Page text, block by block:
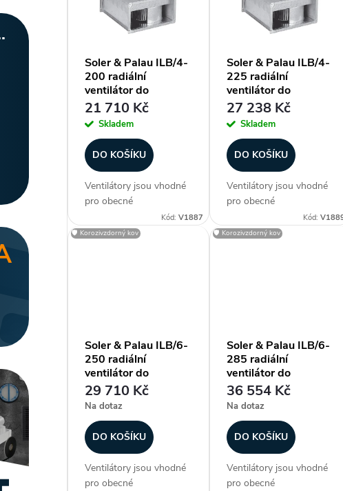
d
Soler & Palau ILB/4-
200 radiální
ventilátor do
čtyřhranného potrubí
21 710 Kč
Skladem
DO KOŠÍKU
Ventilátory jsou vhodné
pro obecné
aplikace, kde se s
Kód: V1887
Soler & Palau ILB/4-
225 radiální
ventilátor do
čtyřhranného potrubí
27 238 Kč
Skladem
DO KOŠÍKU
Ventilátory jsou vhodné
pro obecné
aplikace, kde se s
Kód:
🛡️ Korozivzdorný kov
Soler & Palau ILB/6-
250 radiální
ventilátor do
čtyřhranného potrubí
29 710 Kč
Na dotaz
DO KOŠÍKU
Ventilátory jsou vhodné
pro obecné
🛡️ Korozivzdorný kov
Soler & Palau ILB/6-
285 radiální
ventilátor do
čtyřhranného potrubí
36 554 Kč
Na dotaz
DO KOŠÍKU
Ventilátory jsou vhodné
pro obecné